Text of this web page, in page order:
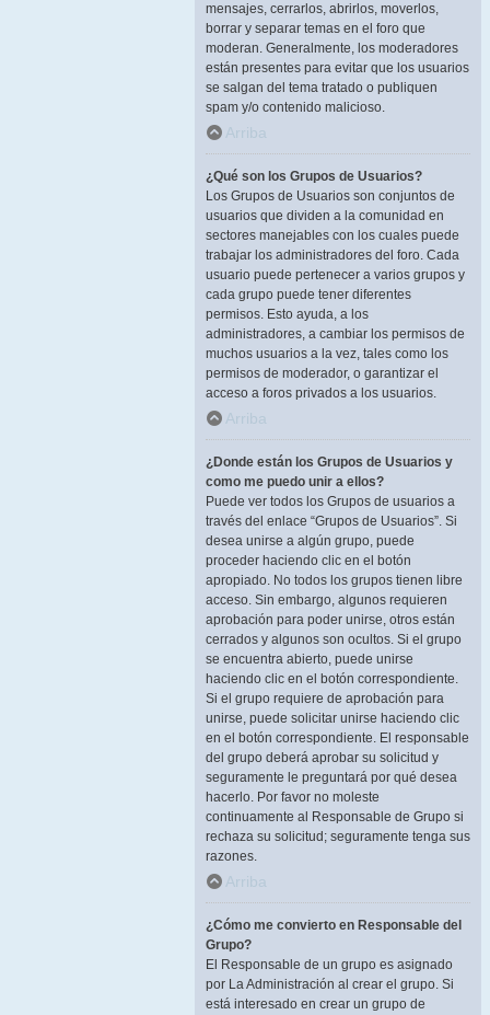
mensajes, cerrarlos, abrirlos, moverlos,
borrar y separar temas en el foro que
moderan. Generalmente, los moderadores
están presentes para evitar que los usuarios
se salgan del tema tratado o publiquen
spam y/o contenido malicioso.
Arriba
¿Qué son los Grupos de Usuarios?
Los Grupos de Usuarios son conjuntos de
usuarios que dividen a la comunidad en
sectores manejables con los cuales puede
trabajar los administradores del foro. Cada
usuario puede pertenecer a varios grupos y
cada grupo puede tener diferentes
permisos. Esto ayuda, a los
administradores, a cambiar los permisos de
muchos usuarios a la vez, tales como los
permisos de moderador, o garantizar el
acceso a foros privados a los usuarios.
Arriba
¿Donde están los Grupos de Usuarios y
como me puedo unir a ellos?
Puede ver todos los Grupos de usuarios a
través del enlace “Grupos de Usuarios”. Si
desea unirse a algún grupo, puede
proceder haciendo clic en el botón
apropiado. No todos los grupos tienen libre
acceso. Sin embargo, algunos requieren
aprobación para poder unirse, otros están
cerrados y algunos son ocultos. Si el grupo
se encuentra abierto, puede unirse
haciendo clic en el botón correspondiente.
Si el grupo requiere de aprobación para
unirse, puede solicitar unirse haciendo clic
en el botón correspondiente. El responsable
del grupo deberá aprobar su solicitud y
seguramente le preguntará por qué desea
hacerlo. Por favor no moleste
continuamente al Responsable de Grupo si
rechaza su solicitud; seguramente tenga sus
razones.
Arriba
¿Cómo me convierto en Responsable del
Grupo?
El Responsable de un grupo es asignado
por La Administración al crear el grupo. Si
está interesado en crear un grupo de